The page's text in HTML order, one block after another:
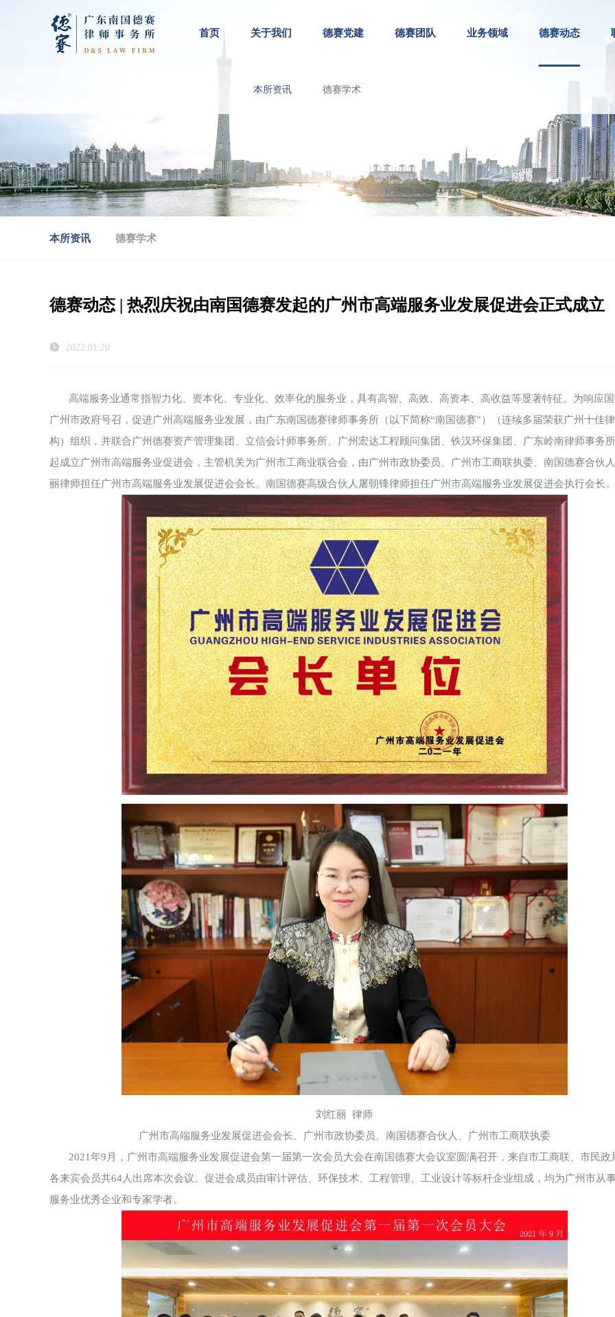
首页 关于我们 德赛党建 德赛团队 业务领域 德赛动态
本所资讯 德赛学术
本所资讯 德赛学术
德赛动态 | 热烈庆祝由南国德赛发起的广州市高端服务业发展促进会正式成立
2022.01.20
高端服务业通常指智力化、资本化、专业化、效率化的服务业，具有高智、高效、高资本、高收益等显著特征。为响应
广州市政府号召，促进广州高端服务业发展，由广东南国德赛律师事务所（以下简称“南国德赛”）（连续多届荣获广州十佳
构）组织，并联合广州德赛资产管理集团、立信会计师事务所、广州宏达工程顾问集团、铁汉环保集团、广东岭南律师事务
起成立广州市高端服务业促进会，主管机关为广州市工商业联合会，由广州市政协委员、广州市工商联执委、南国德赛合伙
丽律师担任广州市高端服务业发展促进会会长。南国德赛高级合伙人屠朝锋律师担任广州市高端服务业发展促进会执行会长。
刘红丽 律师
广州市高端服务业发展促进会会长、广州市政协委员、南国德赛合伙人、广州市工商联执委
2021年9月，广州市高端服务业发展促进会第一届第一次会员大会在南国德赛大会议室圆满召开，来自市工商联、市民政
各来宾会员共64人出席本次会议。促进会成员由审计评估、环保技术、工程管理、工业设计等标杆企业组成，均为广州市从
服务业优秀企业和专家学者。